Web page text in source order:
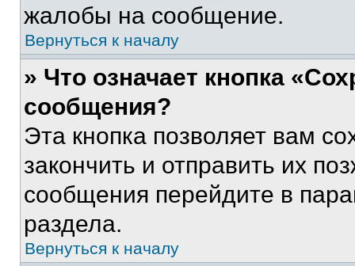
жалобы на сообщение.
Вернуться к началу
» Что означает кнопка
сообщения?
Эта кнопка позволяет вам
закончить и отправить их
сообщения перейдите в
раздела.
Вернуться к началу